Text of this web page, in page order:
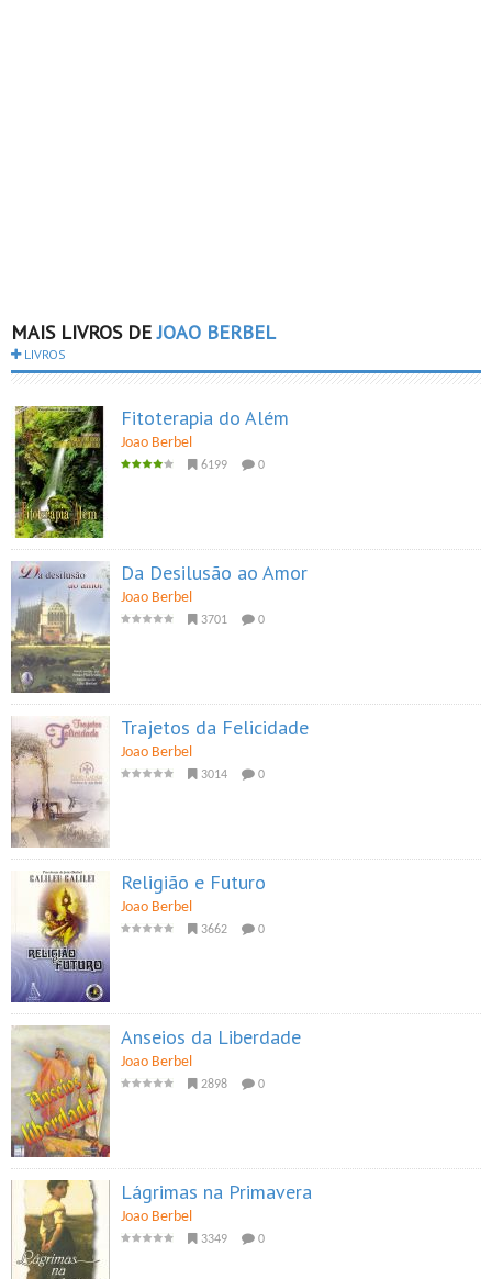
MAIS LIVROS DEJOAO BERBEL
LIVROS
Fitoterapia do Além
Joao Berbel
6199 0
Da Desilusão ao Amor
Joao Berbel
3701 0
Trajetos da Felicidade
Joao Berbel
3014 0
Religião e Futuro
Joao Berbel
3662 0
Anseios da Liberdade
Joao Berbel
2898 0
Lágrimas na Primavera
Joao Berbel
3349 0